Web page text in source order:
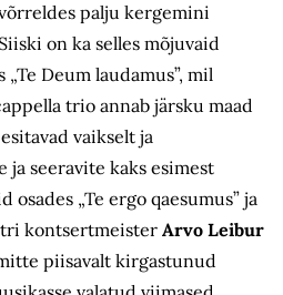
palju kergemini
on ka selles mõjuvaid
Deum laudamus”, mil
trio annab järsku maad
vaikselt ja
seeravite kaks esimest
osades „Te ergo qaesumus” ja
kontsertmeisterArvo Leibur
piisavalt kirgastunud